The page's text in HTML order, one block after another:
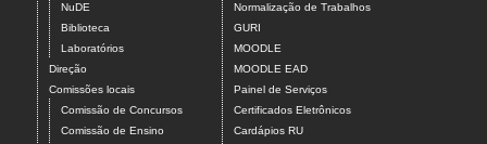
NuDE
Biblioteca
Laboratórios
Direção
Comissões locais
Comissão de Concursos
Comissão de Ensino
Normalização de Trabalhos
GURI
MOODLE
MOODLE EAD
Painel de Serviços
Certificados Eletrônicos
Cardápios RU